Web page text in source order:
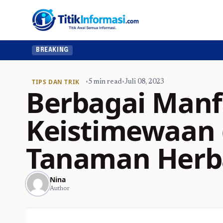
BREAKING
TIPS DAN TRIK •5 min read•Juli 08, 2023
Berbagai
Tanaman
Nina
Author